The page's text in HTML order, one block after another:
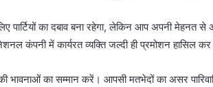
पार्टियों का दबाव बना रहेगा, लेकिन आप अपनी मेहनत
कंपनी में कार्यरत व्यक्ति जल्दी ही प्रमोशन हासिल
भावनाओं का सम्मान करें। आपसी मतभेदों का असर